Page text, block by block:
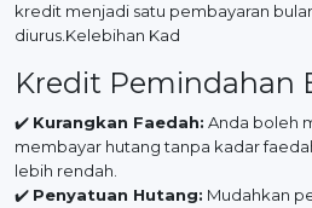
kredit menjadi satu pembayaran
diurus.Kelebihan Kad
Kredit Pemindahan
✔️ Kurangkan Faedah: Anda boleh
membayar hutang tanpa kadar
lebih rendah.
✔️ Penyatuan Hutang: Mudahkan